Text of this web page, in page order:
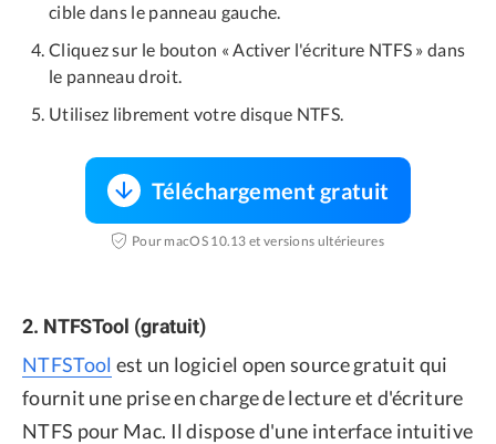
cible dans le panneau gauche.
Cliquez sur le bouton « Activer l'écriture NTFS » dans
le panneau droit.
Utilisez librement votre disque NTFS.
Téléchargement gratuit
Pour macOS 10.13 et versions ultérieures
2. NTFSTool (gratuit)
NTFSTool est un logiciel open source gratuit qui
fournit une prise en charge de lecture et d'écriture
NTFS pour Mac. Il dispose d'une interface intuitive